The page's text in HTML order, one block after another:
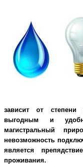
зависит от степени
выгодным и
магистральный
невозможность
является
проживания.